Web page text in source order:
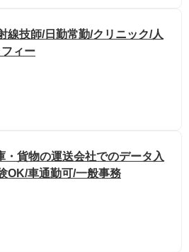
線技師/日勤常勤/クリニック/人
ィー
・貨物の運送会社でのデータ入
OK/車通勤可/一般事務